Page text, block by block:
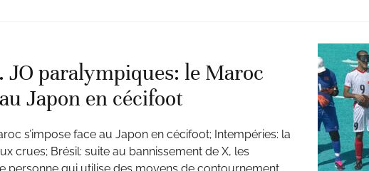
JO paralympiques: le Maroc
Japon en cécifoot
s’impose face au Japon en cécifoot; Intempéries: la
crues; Brésil: suite au bannissement de X, les